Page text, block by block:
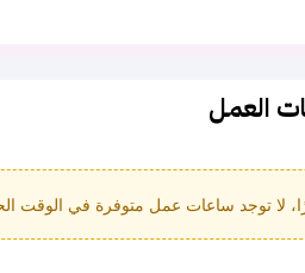
العمل
لا توجد ساعات عمل متوفرة في الوقت